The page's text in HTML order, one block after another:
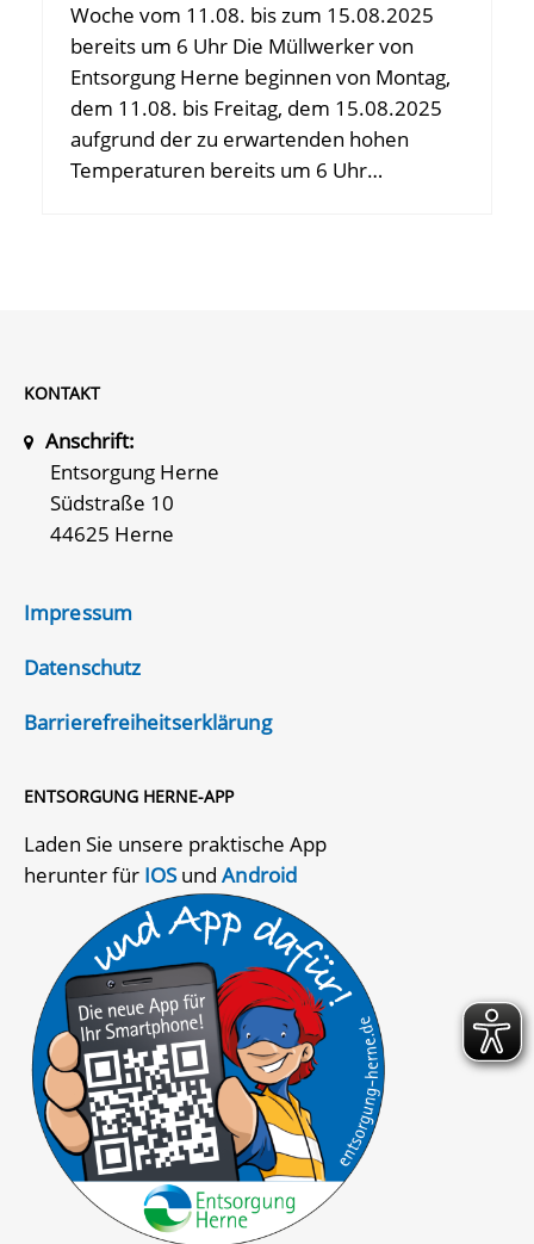
Woche vom 11.08. bis zum 15.08.2025
bereits um 6 Uhr Die Müllwerker von
Entsorgung Herne beginnen von Montag,
dem 11.08. bis Freitag, dem 15.08.2025
aufgrund der zu erwartenden hohen
Temperaturen bereits um 6 Uhr…
KONTAKT
Anschrift:
Entsorgung Herne
Südstraße 10
44625 Herne
Impressum
Datenschutz
Barrierefreiheitserklärung
ENTSORGUNG HERNE-APP
Laden Sie unsere praktische App
herunter für IOSundAndroid